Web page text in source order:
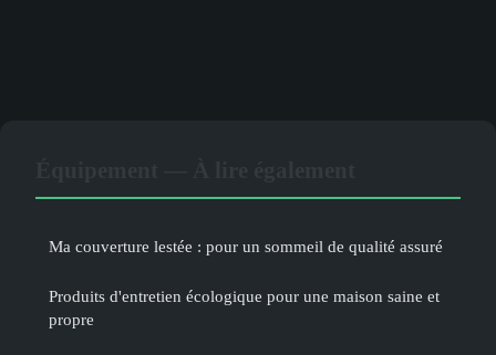
Ma couverture lestée : pour un sommeil de qualité assuré
Produits d'entretien écologique pour une maison saine et
propre